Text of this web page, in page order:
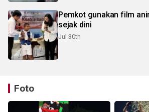
Pemkot gunakan film
sejak dini
Jul 30th
Foto